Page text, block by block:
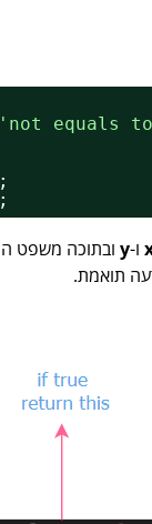
'not equals
ו-y ובתוכה משפט
תואמת.